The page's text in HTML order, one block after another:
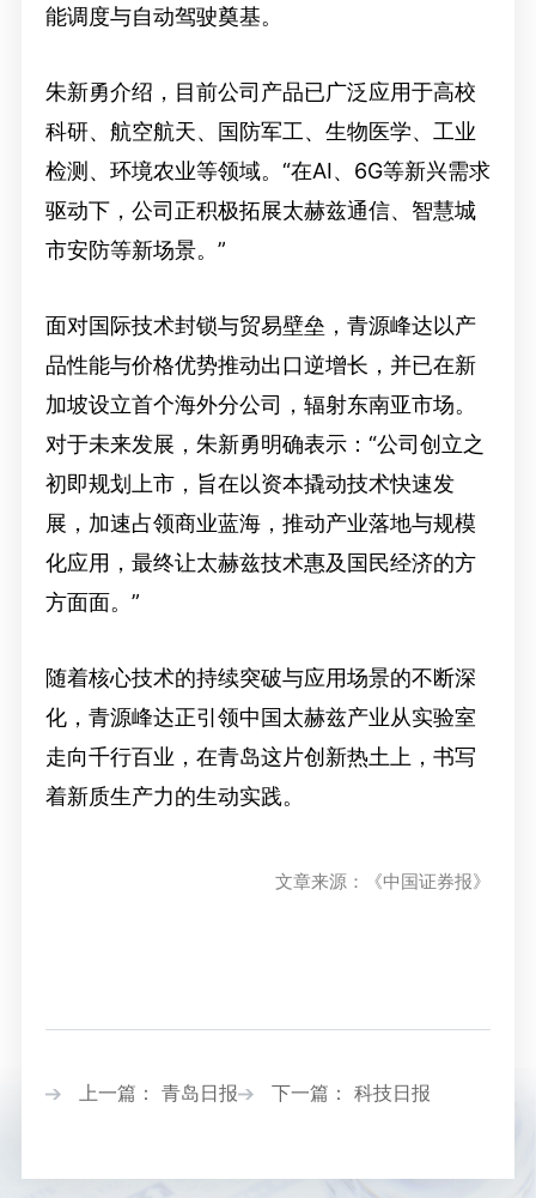
能调度与自动驾驶奠基。
朱新勇介绍，目前公司产品已广泛应用于高校
科研、航空航天、国防军工、生物医学、工业
检测、环境农业等领域。“在AI、6G等新兴需求
驱动下，公司正积极拓展太赫兹通信、智慧城
市安防等新场景。”
面对国际技术封锁与贸易壁垒，青源峰达以产
品性能与价格优势推动出口逆增长，并已在新
加坡设立首个海外分公司，辐射东南亚市场。
对于未来发展，朱新勇明确表示：“公司创立之
初即规划上市，旨在以资本撬动技术快速发
展，加速占领商业蓝海，推动产业落地与规模
化应用，最终让太赫兹技术惠及国民经济的方
方面面。”
随着核心技术的持续突破与应用场景的不断深
化，青源峰达正引领中国太赫兹产业从实验室
走向千行百业，在青岛这片创新热土上，书写
着新质生产力的生动实践。
文章来源：《中国证券报》
上一篇： 青岛日报 下一篇： 科技日报